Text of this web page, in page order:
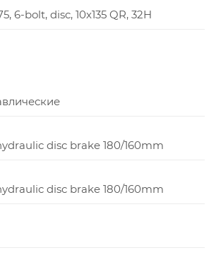
6-bolt, disc, 10x135 QR, 32H
disc brake 180/160mm
disc brake 180/160mm